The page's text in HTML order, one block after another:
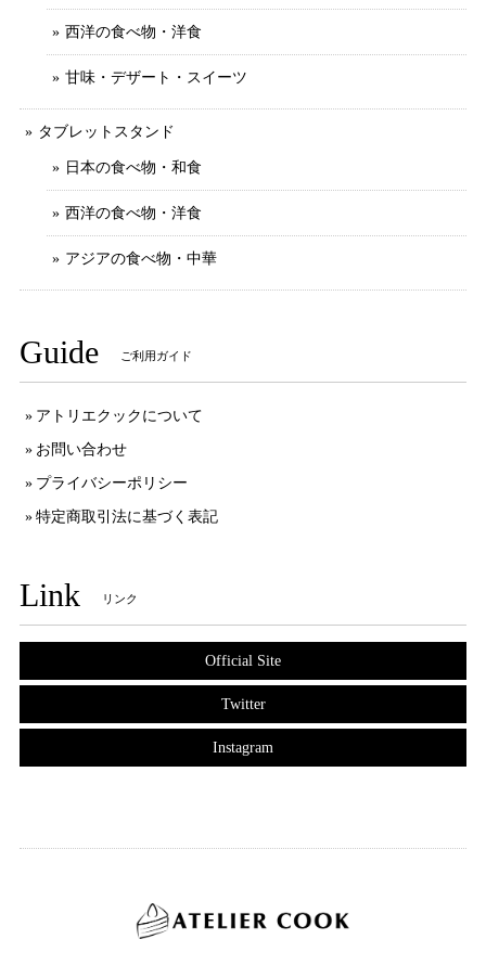
西洋の食べ物・洋食
甘味・デザート・スイーツ
タブレットスタンド
日本の食べ物・和食
西洋の食べ物・洋食
アジアの食べ物・中華
Guide ご利用ガイド
アトリエクックについて
お問い合わせ
プライバシーポリシー
特定商取引法に基づく表記
Link リンク
Official Site
Twitter
Instagram